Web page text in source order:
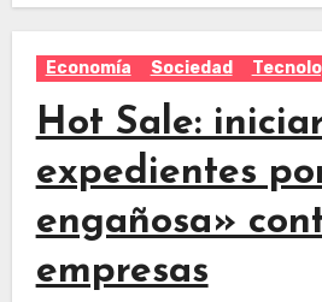
Economía Sociedad
Hot Sale:
expedientes
engañosa»
empresas